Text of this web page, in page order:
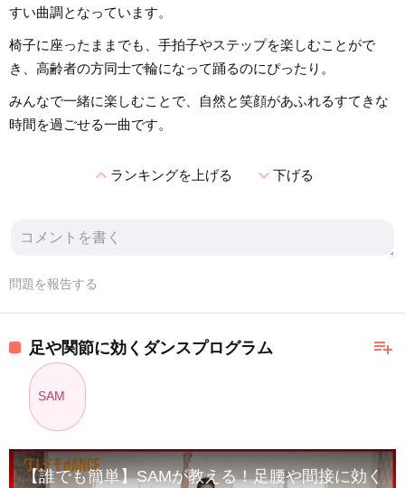
すい曲調となっています。
椅子に座ったままでも、手拍子やステップを楽しむことがで
き、高齢者の方同士で輪になって踊るのにぴったり。
みんなで一緒に楽しむことで、自然と笑顔があふれるすてきな
時間を過ごせる一曲です。
expand_lessランキングを上げる expand_more下げる
問題を報告する
playlist_add
足や関節に効くダンスプログラム
SAM
【誰でも簡単】SAMが教える！足腰や間接に効く